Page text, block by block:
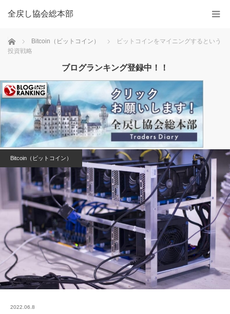
全戻し協会総本部
Home Bitcoin（ビットコイン）
ビットコインをマイニングするという
投資戦略
ブログランキング登録中！！
Bitcoin（ビットコイン）
2022.06.8